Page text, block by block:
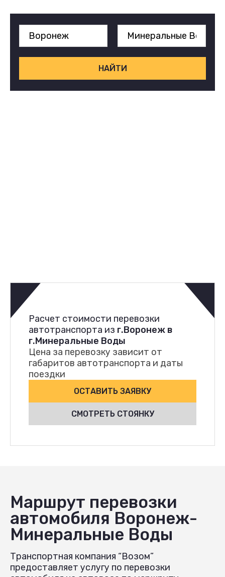
НАЙТИ
Расчет стоимости перевозки
автотранспорта из г.Воронеж в
г.Минеральные Воды
Цена за перевозку зависит от
габаритов автотранспорта и даты
поездки
ОСТАВИТЬ ЗАЯВКУ
СМОТРЕТЬ СТОЯНКУ
Маршрут перевозки
автомобиля Воронеж-
Минеральные Воды
Транспортная компания “Возом”
предоставляет услугу по перевозки